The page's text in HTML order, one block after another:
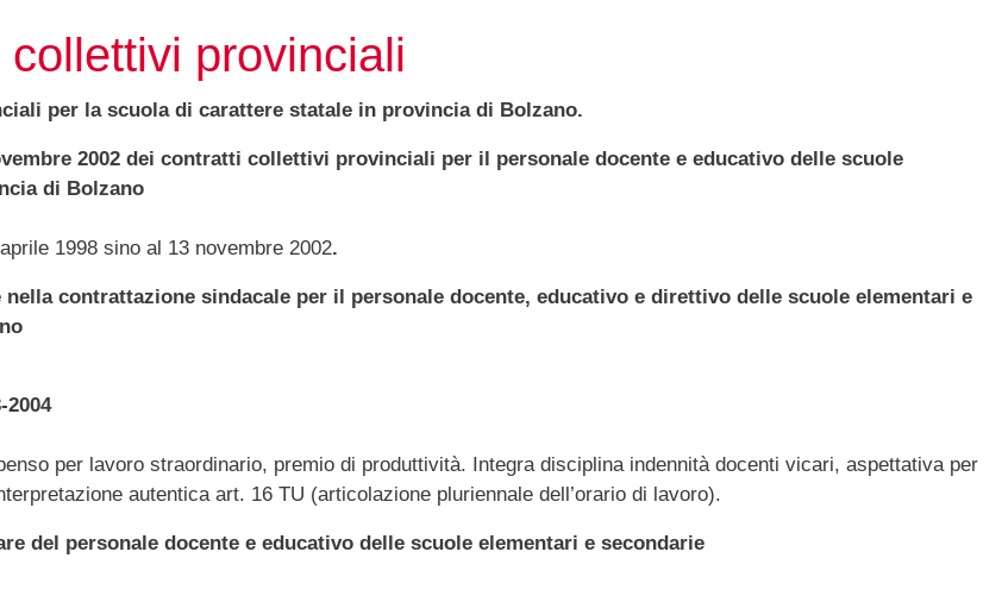
provinciali
per la scuola di carattere statale in provincia di Bolzano.
2002 dei contratti collettivi provinciali per il personale docente e educativo delle scuole
di Bolzano
1998 sino al 13 novembre 2002.
contrattazione sindacale per il personale docente, educativo e direttivo delle scuole elementari e
per lavoro straordinario, premio di produttività. Integra disciplina indennità docenti vicari, aspettativa per
autentica art. 16 TU (articolazione pluriennale dell’orario di lavoro).
del personale docente e educativo delle scuole elementari e secondarie